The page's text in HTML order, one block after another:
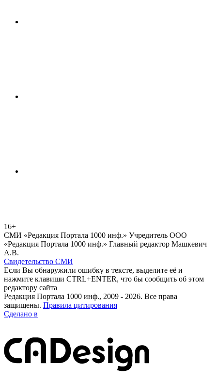
16+
СМИ «Редакция Портала 1000 инф.» Учредитель ООО
«Редакция Портала 1000 инф.» Главный редактор Машкевич
А.В.
Свидетельство СМИ
Если Вы обнаружили ошибку в тексте, выделите её и
нажмите клавиши CTRL+ENTER, что бы сообщить об этом
редактору сайта
Редакция Портала 1000 инф., 2009 - 2026. Все права
защищены. Правила цитирования
Сделано в